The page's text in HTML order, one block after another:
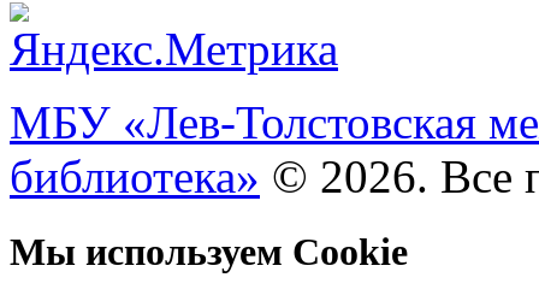
МБУ «Лев-Толстовская
библиотека» © 2026. Все
Мы используем Cookie